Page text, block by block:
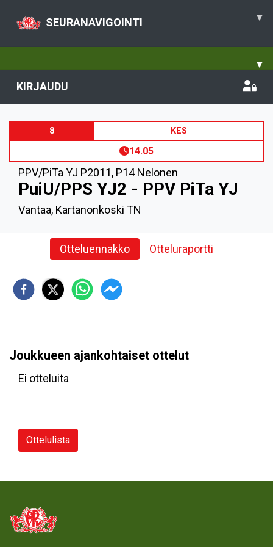
SEURANAVIGOINTI ▾
▾
KIRJAUDU
8 KES
14.05
PPV/PiTa YJ P2011, P14 Nelonen
PuiU/PPS YJ2 - PPV PiTa YJ
Vantaa, Kartanonkoski TN
Otteluennakko Otteluraportti
Joukkueen ajankohtaiset ottelut
Ei otteluita
Ottelulista